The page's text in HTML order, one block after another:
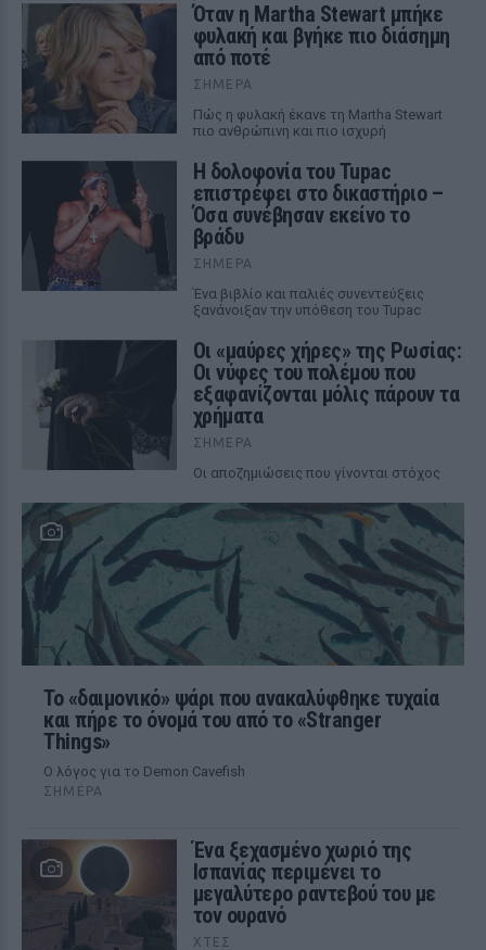
Όταν η Martha Stewart μπήκε
φυλακή και βγήκε πιο διάσημη
από ποτέ
ΣΉΜΕΡΑ
Πώς η φυλακή έκανε τη Martha Stewart
πιο ανθρώπινη και πιο ισχυρή
Η δολοφονία του Tupac
επιστρέφει στο δικαστήριο –
Όσα συνέβησαν εκείνο το
βράδυ
ΣΉΜΕΡΑ
Ένα βιβλίο και παλιές συνεντεύξεις
ξανάνοιξαν την υπόθεση του Tupac
Οι «μαύρες χήρες» της Ρωσίας:
Οι νύφες του πολέμου που
εξαφανίζονται μόλις πάρουν τα
χρήματα
ΣΉΜΕΡΑ
Οι αποζημιώσεις που γίνονται στόχος
Το «δαιμονικό» ψάρι που ανακαλύφθηκε τυχαία
και πήρε το όνομά του από το «Stranger
Things»
Ο λόγος για το Demon Cavefish
ΣΉΜΕΡΑ
Ένα ξεχασμένο χωριό της
Ισπανίας περιμένει το
μεγαλύτερο ραντεβού του με
τον ουρανό
ΧΤΕΣ